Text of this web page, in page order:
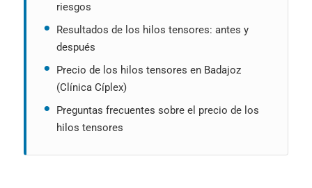
riesgos
Resultados de los hilos tensores: antes y
después
Precio de los hilos tensores en Badajoz
(Clínica Cíplex)
Preguntas frecuentes sobre el precio de los
hilos tensores